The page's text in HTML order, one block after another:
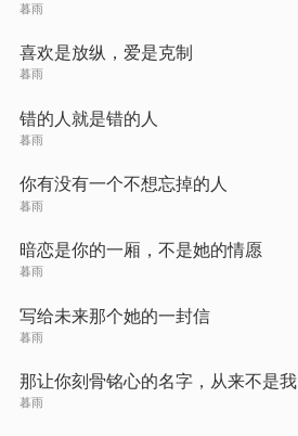
暮雨
喜欢是放纵，爱是克制
暮雨
错的人就是错的人
暮雨
你有没有一个不想忘掉的人
暮雨
暗恋是你的一厢，不是她的情愿
暮雨
写给未来那个她的一封信
暮雨
那让你刻骨铭心的名字，从来不是我
暮雨